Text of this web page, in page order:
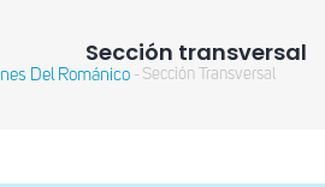
Sección transversal
Del Románico - Sección Transversal